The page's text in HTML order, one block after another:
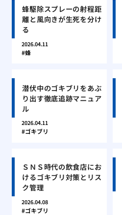
蜂駆除スプレーの射程距
離と風向きが生死を分け
る
2026.04.11
蜂
潜伏中のゴキブリをあぶ
り出す徹底追跡マニュア
ル
2026.04.11
ゴキブリ
ＳＮＳ時代の飲食店にお
けるゴキブリ対策とリス
ク管理
2026.04.08
ゴキブリ